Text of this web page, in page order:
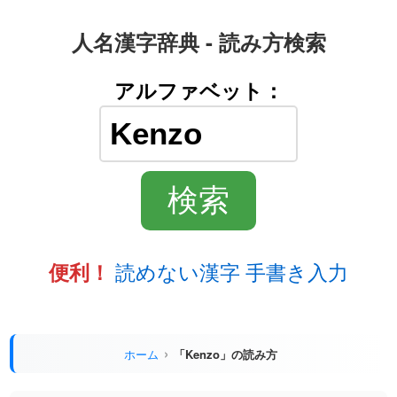
人名漢字辞典 - 読み方検索
アルファベット：
便利！ 読めない漢字 手書き入力
ホーム 「Kenzo」の読み方